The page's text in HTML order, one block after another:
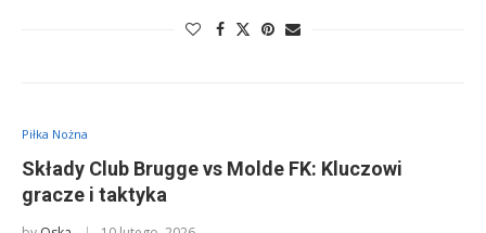
Piłka Nożna
Składy Club Brugge vs Molde FK: Kluczowi
gracze i taktyka